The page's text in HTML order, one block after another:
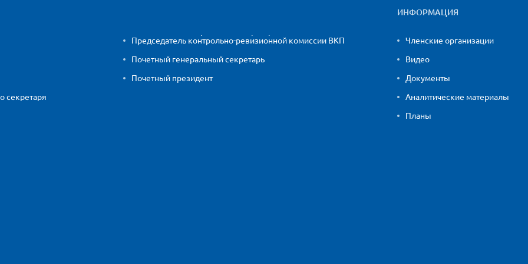
секретаря
Председатель контрольно-ревизионной комиссии ВКП
Почетный генеральный секретарь
Почетный президент
ИНФОРМАЦИЯ
Членские организации
Видео
Документы
Аналитические материалы
Планы